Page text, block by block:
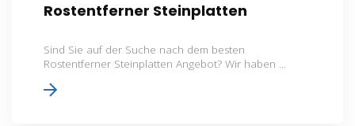
Rostentferner Steinplatten
Sind Sie auf der Suche nach dem besten
Rostentferner Steinplatten Angebot? Wir haben ...